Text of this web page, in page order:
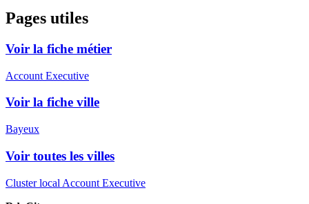
Pages utiles
Voir la fiche métier
Account Executive
Voir la fiche ville
Bayeux
Voir toutes les villes
Cluster local Account Executive